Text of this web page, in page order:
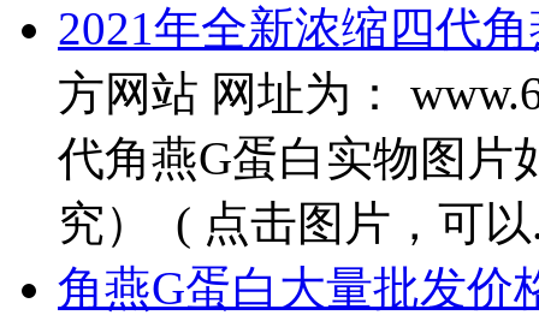
2021年全新浓缩四代
方网站 网址为：
代角燕G蛋白实物图片
究） ( 点击图片，可以
角燕G蛋白大量批发价